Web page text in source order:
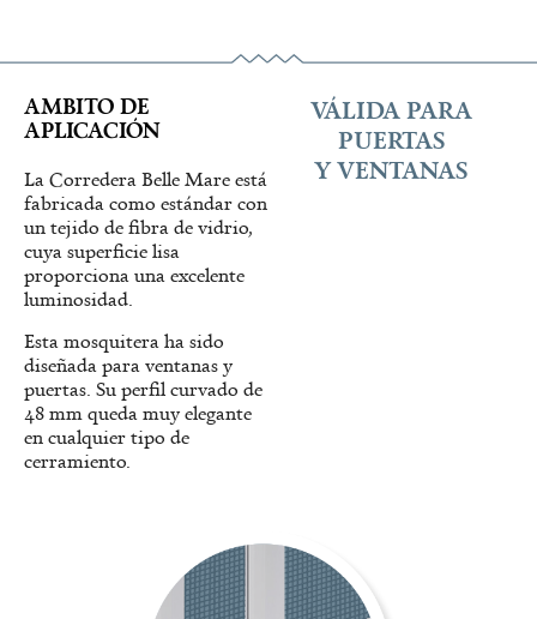
AMBITO DE
APLICACIÓN
La Corredera Belle Mare está
fabricada como estándar con
un tejido de fibra de vidrio,
cuya superficie lisa
proporciona una excelente
luminosidad.
Esta mosquitera ha sido
diseñada para ventanas y
puertas. Su perfil curvado de
48 mm queda muy elegante
en cualquier tipo de
cerramiento.
VÁLIDA PARA
PUERTAS
Y VENTANAS